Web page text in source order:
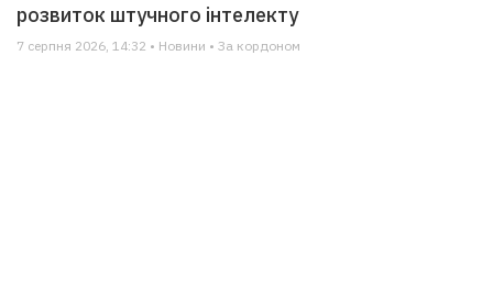
розвиток штучного інтелекту
7 серпня 2026, 14:32 • Новини • За кордоном